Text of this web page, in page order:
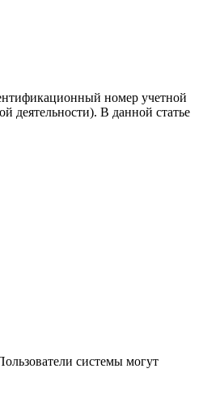
номер учетной
деятельности). В данной статье
системы могут